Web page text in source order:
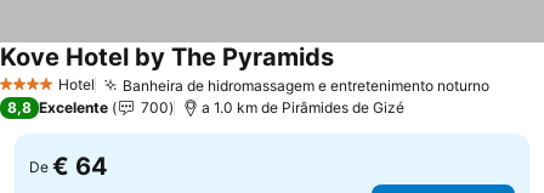
4 EstrelasHotel Banheira de hidromassagem e entretenimento noturnoVer
Kove Hotel by The PyramidsVer preços
8,8 Excelente 700 a 1.0 km de Pirâmides de Gizé
De € 64